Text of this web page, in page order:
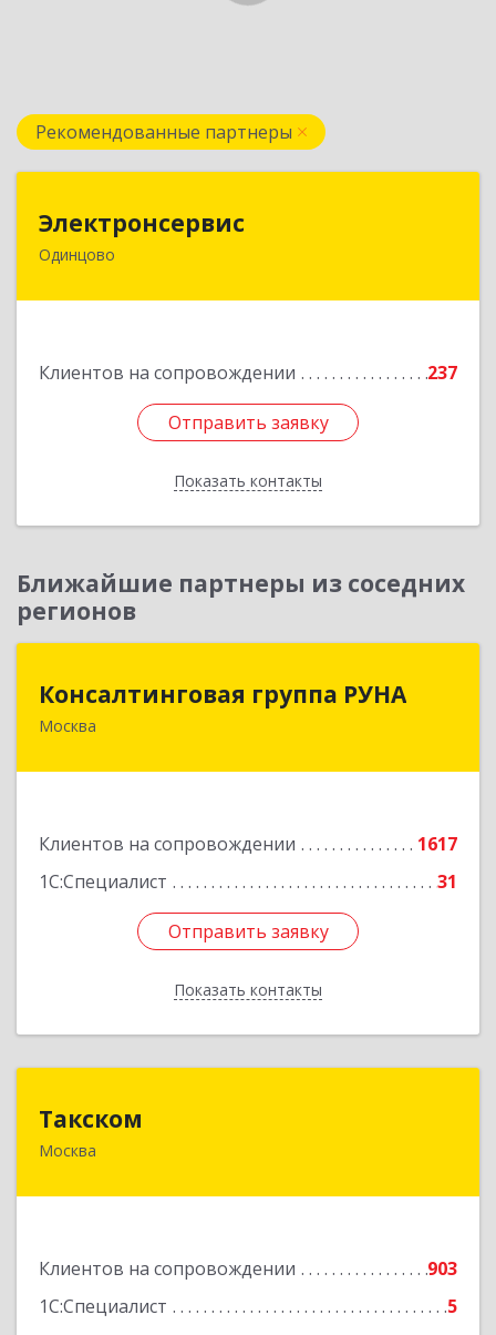
Рекомендованные партнеры
Электронсервис
Одинцово
Клиентов на сопровождении 237
Отправить заявку
Показать контакты
143050, Московская обл, Одинцовский р-н,
Подробнее
Отправить заявку
Назад
Ближайшие партнеры из соседних
регионов
Консалтинговая группа РУНА
Москва
Клиентов на сопровождении
1617
1С:Специалист
31
Отправить заявку
Показать контакты
117218, Москва г, Кржижановского ул, дом №
Отправить заявку
Назад
Такском
Москва
Клиентов на сопровождении
903
1С:Специалист
5
119034, Москва г, Барыковский пер, дом №